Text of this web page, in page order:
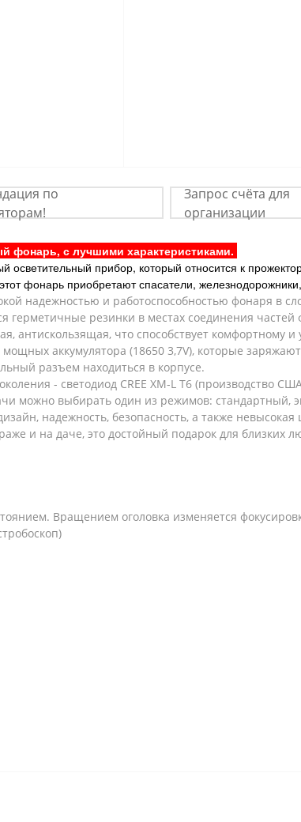
по
Запрос счёта для
организации
с лучшими характеристиками.
осветительный прибор, который относится к
фонарь приобретают спасатели,
надежностью и работоспособностью фонаря в
герметичные резинки в местах соединения
антискользящая, что способствует комфортному
аккумулятора (18650 3,7V), которые
разъем находиться в корпусе.
- светодиод CREE XM-L T6 (производство
можно выбирать один из режимов: стандартный,
надежность, безопасность, а также
и на даче, это достойный подарок для близких
Вращением оголовка изменяется